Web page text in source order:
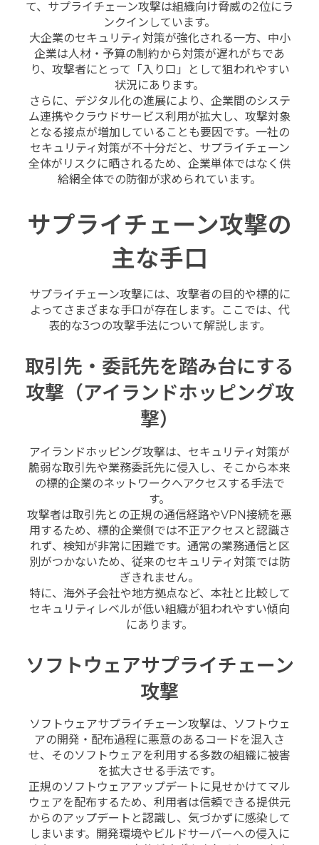
て、サプライチェーン攻撃は組織向け脅威の2位にラ
ンクインしています。
大企業のセキュリティ対策が強化される一方、中小
企業は人材・予算の制約から対策が遅れがちであ
り、攻撃者にとって「入り口」として狙われやすい
状況にあります。
さらに、デジタル化の進展により、企業間のシステ
ム連携やクラウドサービス利用が拡大し、攻撃対象
となる接点が増加していることも要因です。一社の
セキュリティ対策が不十分だと、サプライチェーン
全体がリスクに晒されるため、企業単体ではなく供
給網全体での防御が求められています。
サプライチェーン攻撃の
主な手口
サプライチェーン攻撃には、攻撃者の目的や標的に
よってさまざまな手口が存在します。ここでは、代
表的な3つの攻撃手法について解説します。
取引先・委託先を踏み台にする
攻撃（アイランドホッピング攻
撃）
アイランドホッピング攻撃は、セキュリティ対策が
脆弱な取引先や業務委託先に侵入し、そこから本来
の標的企業のネットワークへアクセスする手法で
す。
攻撃者は取引先との正規の通信経路やVPN接続を悪
用するため、標的企業側では不正アクセスと認識さ
れず、検知が非常に困難です。通常の業務通信と区
別がつかないため、従来のセキュリティ対策では防
ぎきれません。
特に、海外子会社や地方拠点など、本社と比較して
セキュリティレベルが低い組織が狙われやすい傾向
にあります。
ソフトウェアサプライチェーン
攻撃
ソフトウェアサプライチェーン攻撃は、ソフトウェ
アの開発・配布過程に悪意のあるコードを混入さ
せ、そのソフトウェアを利用する多数の組織に被害
を拡大させる手法です。
正規のソフトウェアアップデートに見せかけてマル
ウェアを配布するため、利用者は信頼できる提供元
からのアップデートと認識し、気づかずに感染して
しまいます。開発環境やビルドサーバーへの侵入に